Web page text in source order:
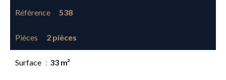
Référence 538
Pièces 2 pièces
Surface 33 m²